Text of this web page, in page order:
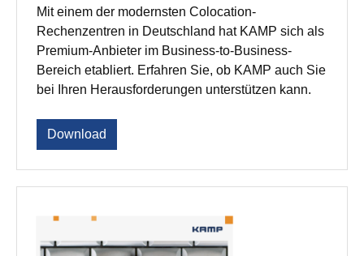
Mit einem der modernsten Colocation-
Rechenzentren in Deutschland hat KAMP sich als
Premium-Anbieter im Business-to-Business-
Bereich etabliert. Erfahren Sie, ob KAMP auch Sie
bei Ihren Herausforderungen unterstützen kann.
Download